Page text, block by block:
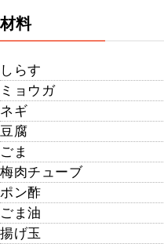
材料
しらす
ミョウガ
ネギ
豆腐
ごま
梅肉チューブ
ポン酢
ごま油
揚げ玉